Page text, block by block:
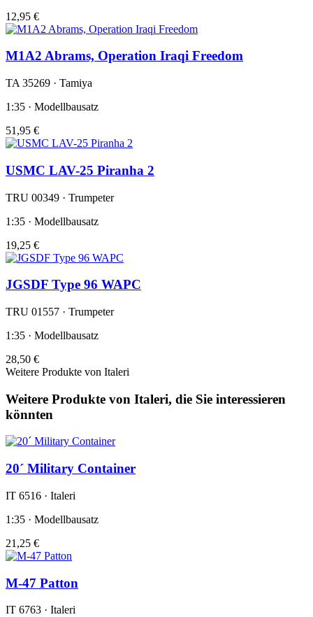
12,95 €
M1A2 Abrams, Operation Iraqi Freedom
TA 35269 · Tamiya
1:35 · Modellbausatz
51,95 €
USMC LAV-25 Piranha 2
TRU 00349 · Trumpeter
1:35 · Modellbausatz
19,25 €
JGSDF Type 96 WAPC
TRU 01557 · Trumpeter
1:35 · Modellbausatz
28,50 €
Weitere Produkte von Italeri
Weitere Produkte von Italeri, die Sie interessieren
könnten
20´ Military Container
IT 6516 · Italeri
1:35 · Modellbausatz
21,25 €
M-47 Patton
IT 6763 · Italeri